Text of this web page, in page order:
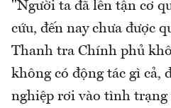
"Người ta đã lên tận cơ
cứu, đến nay chưa được
Thanh tra Chính phủ
không có động tác gì cả,
nghiệp rơi vào tình